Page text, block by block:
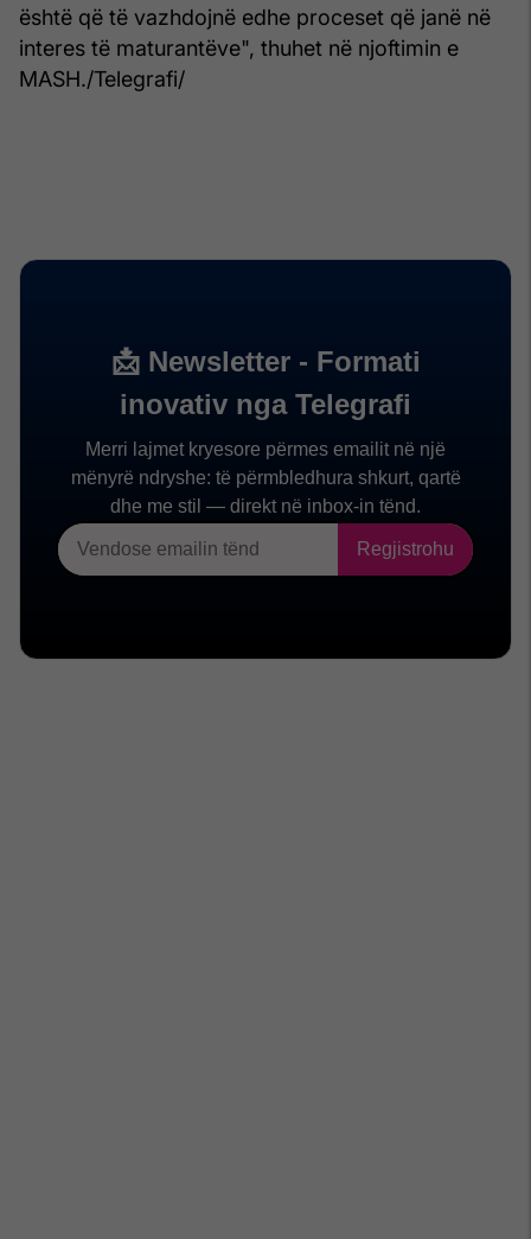
është që të vazhdojnë edhe proceset që janë në
interes të maturantëve", thuhet në njoftimin e
MASH./Telegrafi/